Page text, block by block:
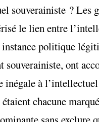
souverainiste ? Les
le lien entre
instance politique
souverainiste, ont
inégale à
chacune